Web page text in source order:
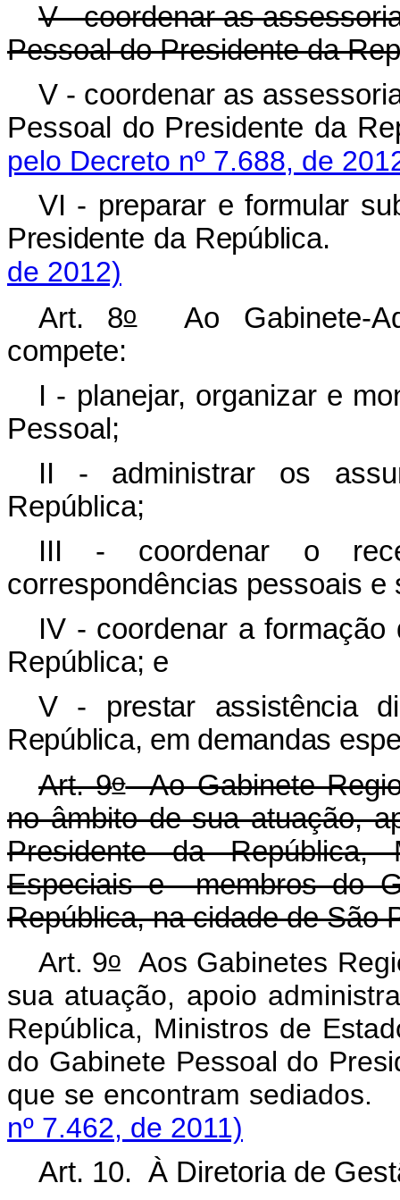
V - coordenar as
Pessoal do Presidente da
V - coordenar as
Pessoal do Presidente da
pelo Decreto nº 7.688, de
VI - preparar e formular
Presidente da República.
de 2012)
Art. 8oAo Gabinete-
compete:
I - planejar, organizar e
Pessoal;
II - administrar os
República;
III - coordenar o
correspondências pessoais
IV - coordenar a
República; e
V - prestar assistência
República, em demandas
Art. 9oAo Gabinete
no âmbito de sua atuação,
Presidente da República,
Especiais e membros do
República, na cidade de São
Art. 9oAos Gabinetes
sua atuação, apoio
República, Ministros de
do Gabinete Pessoal do
que se encontram sediados.
nº 7.462, de 2011)
Art. 10. À Diretoria de